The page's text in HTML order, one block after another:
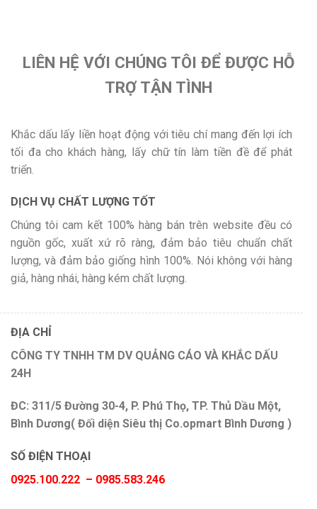
LIÊN HỆ VỚI CHÚNG TÔI ĐỂ ĐƯỢC HỖ
TRỢ TẬN TÌNH
Khắc dấu lấy liền hoạt động với tiêu chí mang đến lợi ích
tối đa cho khách hàng, lấy chữ tín làm tiền đề để phát
triển.
DỊCH VỤ CHẤT LƯỢNG TỐT
Chúng tôi cam kết 100% hàng bán trên website đều có
nguồn gốc, xuất xứ rõ ràng, đảm bảo tiêu chuẩn chất
lượng, và đảm bảo giống hình 100%. Nói không với hàng
giả, hàng nhái, hàng kém chất lượng.
ĐỊA CHỈ
CÔNG TY TNHH TM DV QUẢNG CÁO VÀ KHẮC DẤU
24H
ĐC: 311/5 Đường 30-4, P. Phú Thọ, TP. Thủ Dầu Một,
Bình Dương( Đối diện Siêu thị Co.opmart Bình Dương )
SỐ ĐIỆN THOẠI
0925.100.222 – 0985.583.246